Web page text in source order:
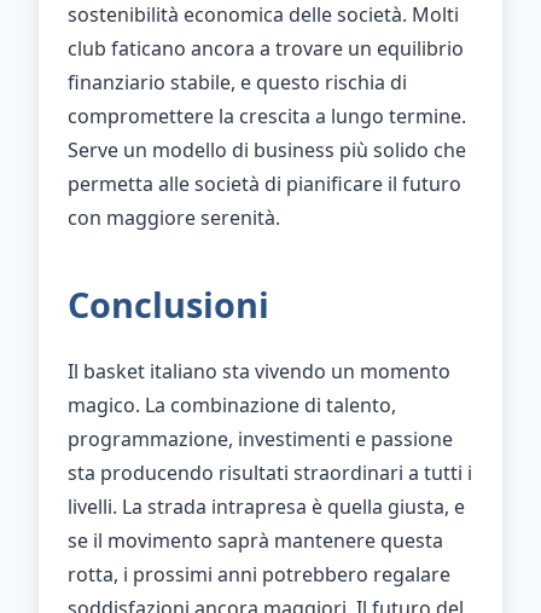
sostenibilità economica delle società. Molti
club faticano ancora a trovare un equilibrio
finanziario stabile, e questo rischia di
compromettere la crescita a lungo termine.
Serve un modello di business più solido che
permetta alle società di pianificare il futuro
con maggiore serenità.
Conclusioni
Il basket italiano sta vivendo un momento
magico. La combinazione di talento,
programmazione, investimenti e passione
sta producendo risultati straordinari a tutti i
livelli. La strada intrapresa è quella giusta, e
se il movimento saprà mantenere questa
rotta, i prossimi anni potrebbero regalare